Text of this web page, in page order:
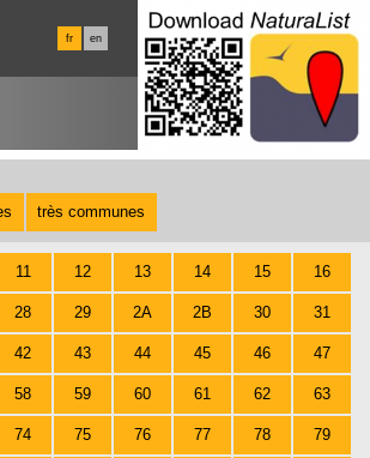
fr en
très communes
11 12 13 14 15 16
28 29 2A 2B 30 31
42 43 44 45 46 47
58 59 60 61 62 63
74 75 76 77 78 79